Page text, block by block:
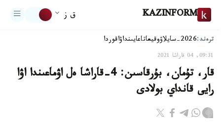
KAZINFORM ق ز
ترەند:2026-سايلاۋ وقيعاتاعايىنداۋاقوردا
09:31, 04 قاراشا 2021
قار، تۇمان، بۇرقاسىن: 4-قاراشا ەل اۋماعىندا اۋا
رايى قانداي بولادى